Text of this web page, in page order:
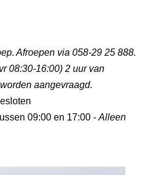
Afroepen via 058-29 25 888.
08:30-16:00) 2 uur van
aangevraagd.
09:00 en 17:00 - Alleen